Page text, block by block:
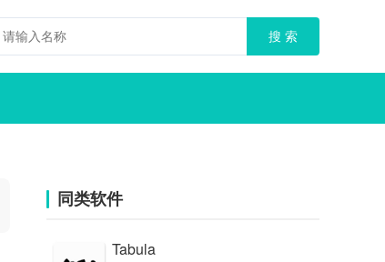
同类软件
Tabula